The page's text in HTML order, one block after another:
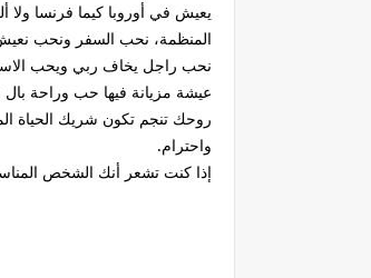
يعيش في أوروبا كيما فرنسا ولا
المنظمة، نحب السفر ونحب
نحب راجل يخاف ربي ويحب
عيشة مزيانة فيها حب وراحة بال
روحك تنجم تكون شريك الحياة
واحترام.
إذا كنت تشعر أنك الشخص